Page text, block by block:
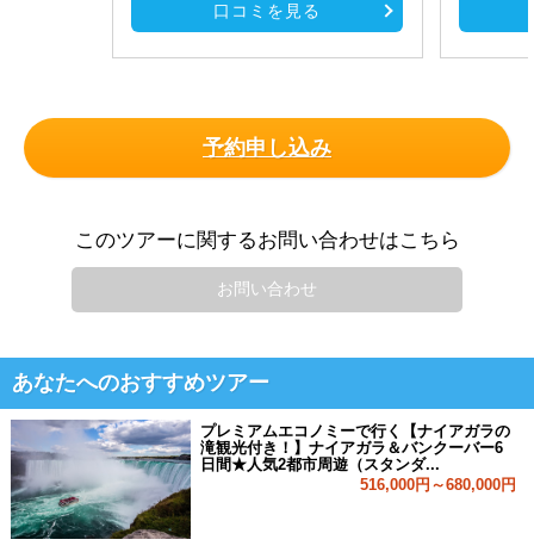
口コミを見る
予約申し込み
このツアーに関するお問い合わせはこちら
お問い合わせ
あなたへのおすすめツアー
プレミアムエコノミーで行く【ナイアガラの
滝観光付き！】ナイアガラ＆バンクーバー6
日間★人気2都市周遊（スタンダ...
516,000円～680,000円